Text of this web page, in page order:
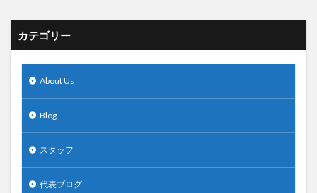
カテゴリー
About Us
Blog
スタッフ
代表ブログ